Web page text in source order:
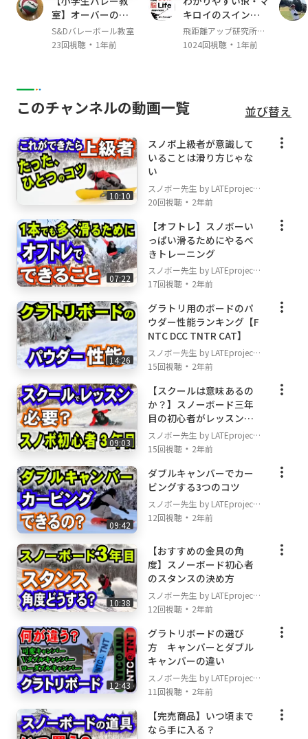
・アパレル
そのほかセレクトアイテムなどの販売も行って
います♪
COMEBACK Ryu Hyodo！
◆スノボー先生プロフィール
名前：瀧澤憲一（たきざわけんいち）
ニックネーム：たっきー
1978年7月20日 45歳 167cm 63kg
ホーム：キロロ、テイネ、ルスツ、
活動エリア：北海道 出身：札幌
◆スポンサー
FNTC
NORTHWAVE
DRAKE
YOROI
DICE
DOT9 The Plaything Toy Shops!
GALLIUMHEAVEN skateboard
POWCANT
blp
SWANS
黒田興業
クリーンヒット
◆Special thanks
HAYASE
TAKUZO
OC STYLE
キロロリゾート
p01
insta360
PLATEPIA
horsefeathers
TaoTech
RedBull
北海道ウォール
レストラン太郎
サッポロテイネ
ルスツリゾート
家族
室】オーバーの形
を覚えよう！【バ
レーボール】
S&Dバレーボール教室
23回視聴・ 1年前
キロイのスイング
解析でアマチュア
のスイング改善‼️
飛距離アップ研究所か
っちゃんねる
1024回視聴・ 1年前
このチャンネルの動画一覧 並び替え
10:10
スノボ上級者が意識して
いることは滑り方じゃな
い
スノボー先生 by LATEproject
20回視聴 ・ 2年前
07:22
【オフトレ】スノボーい
っぱい滑るためにやるべ
きトレーニング
スノボー先生 by LATEproject
17回視聴 ・ 2年前
14:26
グラトリ用のボードのパ
ウダー性能ランキング【F
NTC DCC TNTR CAT】
スノボー先生 by LATEproject
15回視聴 ・ 2年前
09:03
【スクールは意味あるの
か？】スノーボード三年
目の初心者がレッスンを
受けて上達できるのか考
えてみました
スノボー先生 by LATEproject
15回視聴 ・ 2年前
09:42
ダブルキャンバーでカー
ビングする3つのコツ
スノボー先生 by LATEproject
12回視聴 ・ 2年前
10:38
【おすすめの金具の角
度】スノーボード初心者
のスタンスの決め方
スノボー先生 by LATEproject
12回視聴 ・ 2年前
12:43
グラトリボードの選び
方 キャンバーとダブル
キャンバーの違い
スノボー先生 by LATEproject
11回視聴 ・ 2年前
【完売商品】いつ頃まで
なら手に入る？